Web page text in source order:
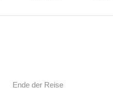
Ende der Reise